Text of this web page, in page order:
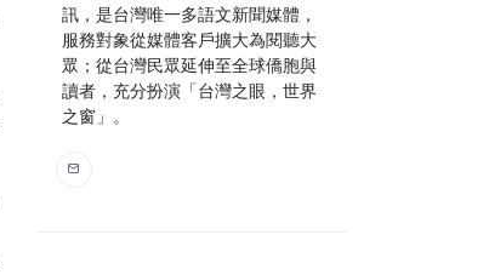
訊，是台灣唯一多語文新聞媒體，
服務對象從媒體客戶擴大為閱聽大
眾；從台灣民眾延伸至全球僑胞與
讀者，充分扮演「台灣之眼，世界
之窗」。